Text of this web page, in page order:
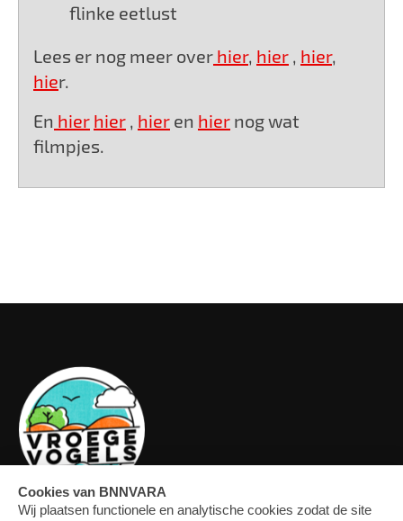
flinke eetlust
Lees er nog meer over hier, hier , hier,
hier.
En hier hier , hier en hier nog wat
filmpjes.